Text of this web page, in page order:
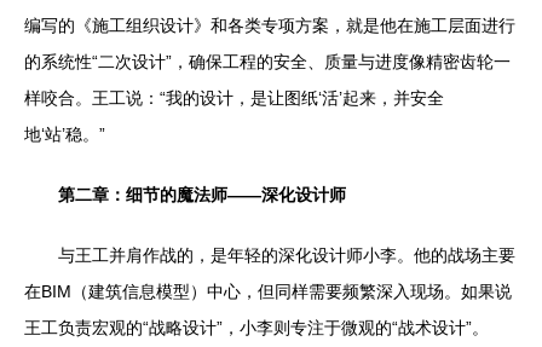
编写的《施工组织设计》和各类专项方案，就是他在施工层面进行
的系统性“二次设计”，确保工程的安全、质量与进度像精密齿轮一
样咬合。王工说：“我的设计，是让图纸‘活’起来，并安全
地‘站’稳。”
第二章：细节的魔法师——深化设计师
与王工并肩作战的，是年轻的深化设计师小李。他的战场主要
在BIM（建筑信息模型）中心，但同样需要频繁深入现场。如果说
王工负责宏观的“战略设计”，小李则专注于微观的“战术设计”。